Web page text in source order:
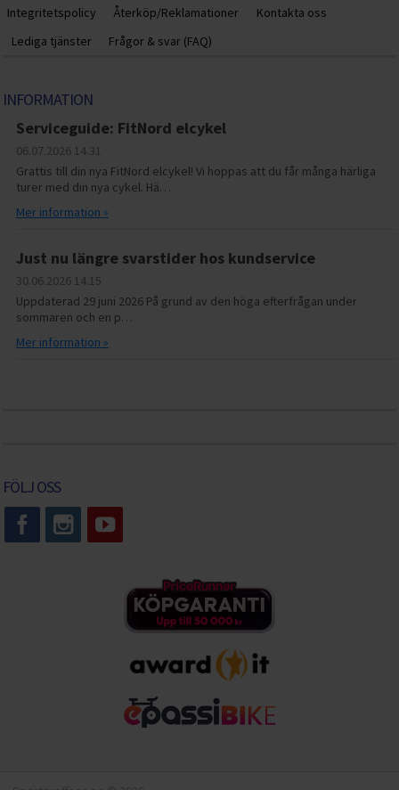
Integritetspolicy
Återköp/Reklamationer
Kontakta oss
Lediga tjänster
Frågor & svar (FAQ)
INFORMATION
Serviceguide: FitNord elcykel
06.07.2026 14.31
Grattis till din nya FitNord elcykel! Vi hoppas att du får många härliga
turer med din nya cykel. Hä…
Mer information »
Just nu längre svarstider hos kundservice
30.06.2026 14.15
Uppdaterad 29 juni 2026 På grund av den höga efterfrågan under
sommaren och en p…
Mer information »
FÖLJ OSS